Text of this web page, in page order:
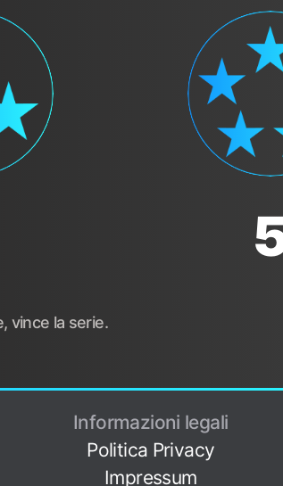
vince la serie.
Informazioni legali
Politica Privacy
Impressum